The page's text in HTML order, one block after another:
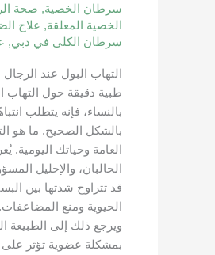
سرطان الخصية, صحة
الخصية المعلقة, علاج
سرطان الكلى في دبي,
التهاب البول عند
طبية دقيقة حول التهاب
بالنساء، فإنه يتطلب
الحالبان، والإحليل
قد تتراوح شدتها بين
الحيوية ومنع
ويرجع ذلك إلى الطبيعة
بمشكلة عضوية تؤثر على